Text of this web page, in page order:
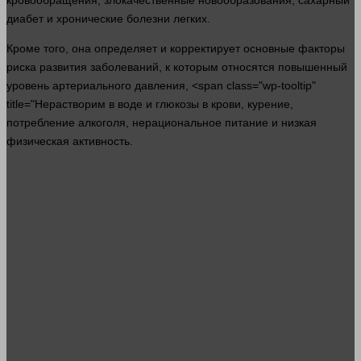
диабет и хронические болезни легких.
Кроме того, она определяет и корректирует основные факторы
риска развития заболеваний, к которым относятся повышенный
уровень артериального давления , <span class="wp-tooltip"
title="Нерастворим в воде и глюкозы в крови , курение,
потребление алкоголя, нерациональное питание и низкая
физическая активность.